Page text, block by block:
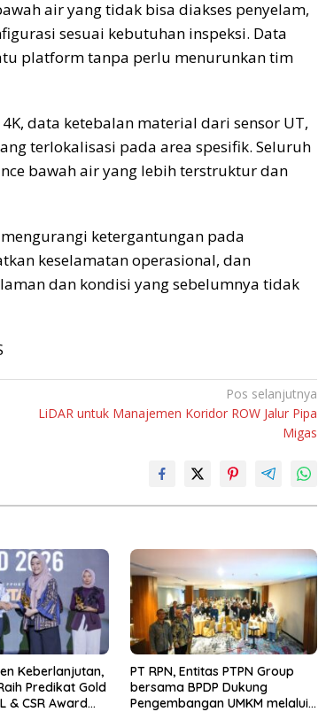
air yang tidak bisa diakses penyelam,
sesuai kebutuhan inspeksi. Data
platform tanpa perlu menurunkan tim
data ketebalan material dari sensor UT,
terlokalisasi pada area spesifik. Seluruh
bawah air yang lebih terstruktur dan
mengurangi ketergantungan pada
keselamatan operasional, dan
dan kondisi yang sebelumnya tidak
Pos selanjutnya
LiDAR untuk Manajemen Koridor ROW Jalur Pipa
Migas
Keberlanjutan,
Predikat Gold
& CSR Award
PT RPN, Entitas PTPN Group
bersama BPDP Dukung
Pengembangan UMKM melalui